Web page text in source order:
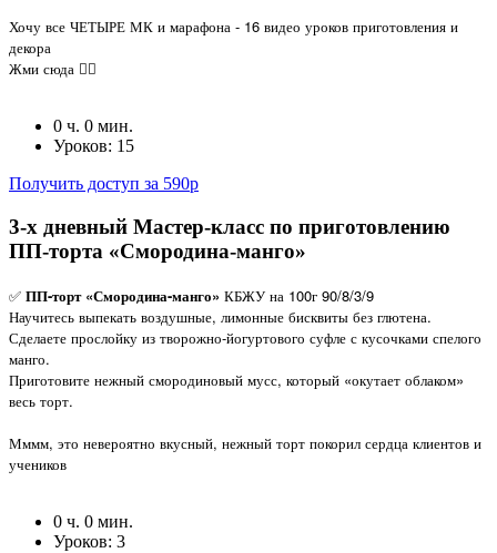
Хочу все ЧЕТЫРЕ МК и марафона - 16 видео уроков приготовления и
декора
Жми сюда 👇🏻
0 ч. 0 мин.
Уроков: 15
Получить доступ за 590р
3-х дневный Мастер-класс по приготовлению
ПП-торта «Смородина-манго»
✅ ПП-торт «Смородина-манго» КБЖУ на 100г 90/8/3/9
Научитесь выпекать воздушные, лимонные бисквиты без глютена.
Сделаете прослойку из творожно-йогуртового суфле с кусочками спелого
манго.
Приготовите нежный смородиновый мусс, который «окутает облаком»
весь торт.
Мммм, это невероятно вкусный, нежный торт покорил сердца клиентов и
учеников
0 ч. 0 мин.
Уроков: 3